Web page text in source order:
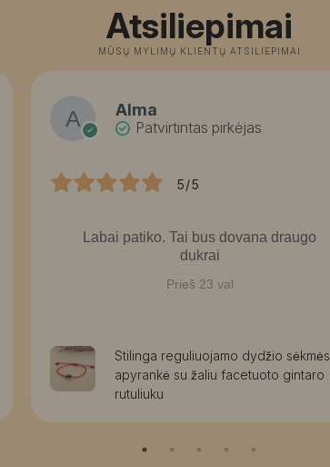
Atsiliepimai
MŪSŲ MYLIMŲ KLIENTŲ ATSILIEPIMAI
Alma
Patvirtintas pirkėjas
5/5
Labai patiko. Tai bus dovana draugo
dukrai
Prieš 23 val
Stilinga reguliuojamo dydžio sėkmės
apyrankė su žaliu facetuoto gintaro
rutuliuku